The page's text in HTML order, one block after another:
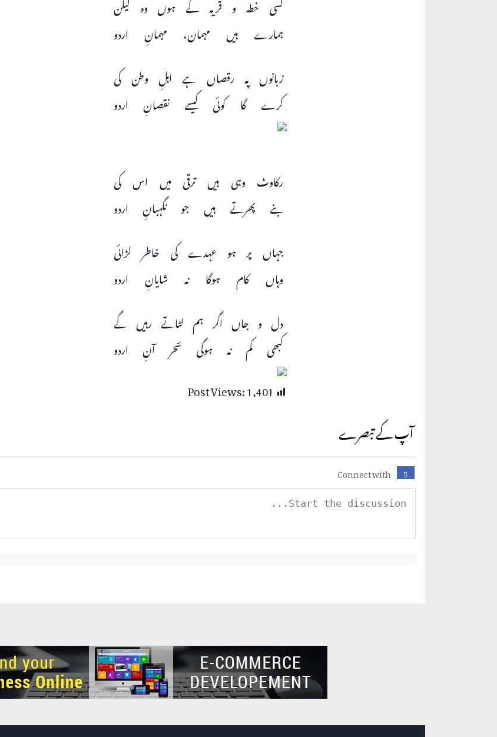
کسی خطہ و قریہ کے ہوں وہ لیکن
ہمارے ہیں مہمان، مہمانِ اردو
زبانوں پہ رقصاں ہے اہلِ وطن کی
کرے گا کوئی کیسے نقصانِ اردو
رکاوٹ وہی ہیں ترقی میں اس کی
بنے پھرتے ہیں جو نگہبانِ اردو
جہاں پر ہو عہدے کی خاطر لڑائی
وہاں کام ہوگا نہ شایانِ اردو
دل و جاں اگر ہم لٹاتے رہیں گے
کبھی کم نہ ہوگی سؔحر آنِ اردو
Post Views:1,401
آپ کے تبصرے
Connect with